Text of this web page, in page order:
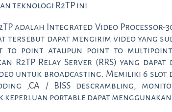
teknologi R2TP ini.
adalah Integrated Video Processor-
tersebut dapat mengirim video yang
to point ataupun point to
R2TP Relay Server (RRS) yang
untuk broadcasting. Memiliki 6 slot
,CA / BISS descrambling,
portable dapat menggunakan